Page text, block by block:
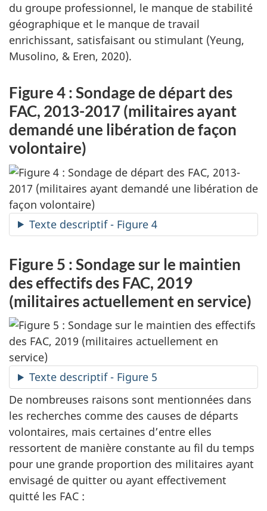
du groupe professionnel, le manque de stabilité
géographique et le manque de travail
enrichissant, satisfaisant ou stimulant (Yeung,
Musolino, & Eren, 2020).
Figure 4 : Sondage de départ des
FAC, 2013-2017 (militaires ayant
demandé une libération de façon
volontaire)
Texte descriptif - Figure 4
Figure 5 : Sondage sur le maintien
des effectifs des FAC, 2019
(militaires actuellement en service)
Texte descriptif - Figure 5
De nombreuses raisons sont mentionnées dans
les recherches comme des causes de départs
volontaires, mais certaines d’entre elles
ressortent de manière constante au fil du temps
pour une grande proportion des militaires ayant
envisagé de quitter ou ayant effectivement
quitté les FAC :